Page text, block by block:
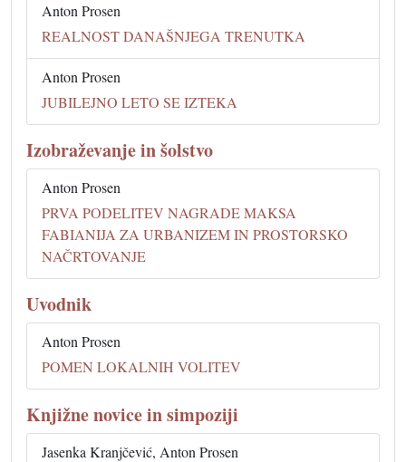
Anton Prosen
REALNOST DANAŠNJEGA TRENUTKA
Anton Prosen
JUBILEJNO LETO SE IZTEKA
Izobraževanje in šolstvo
Anton Prosen
PRVA PODELITEV NAGRADE MAKSA
FABIANIJA ZA URBANIZEM IN PROSTORSKO
NAČRTOVANJE
Uvodnik
Anton Prosen
POMEN LOKALNIH VOLITEV
Knjižne novice in simpoziji
Jasenka Kranjčević, Anton Prosen